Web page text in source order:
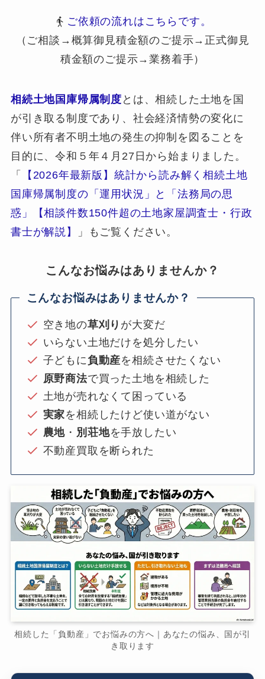
ご依頼の流れはこちらです。
（ご相談→概算御見積金額のご提示→正式御見
積金額のご提示→業務着手）
相続土地国庫帰属制度 とは、相続した土地を国
が引き取る制度であり、社会経済情勢の変化に
伴い所有者不明土地の発生の抑制を図ることを
目的に、令和５年４月27日から始まりました。
「
【2026年最新版】統計から読み解く相続土地
国庫帰属制度の「運用状況」と「法務局の思
惑」【相談件数150件超の土地家屋調査士・行政
書士が解説】
」もご覧ください。
こんなお悩みはありませんか？
こんなお悩みはありませんか？
空き地の草刈り が大変だ
いらない土地だけを処分したい
子どもに負動産を相続させたくない
原野商法で買った土地を相続した
土地が売れなくて困っている
実家を相続したけど使い道がない
農地 ・ 別荘地を手放したい
不動産買取を断られた
相続した「負動産」でお悩みの方へ｜あなたの悩み、国が引
き取ります